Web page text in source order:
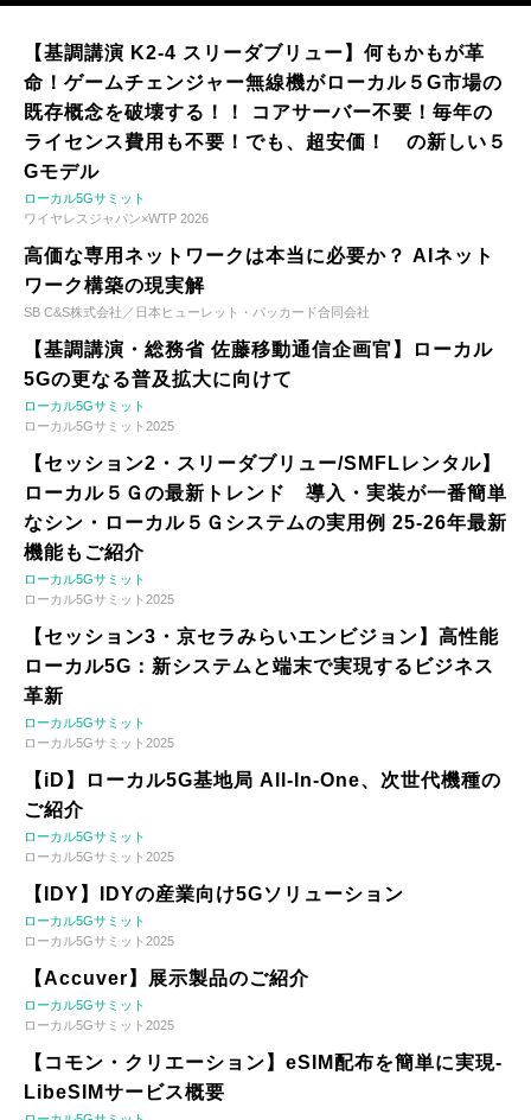
【基調講演 K2-4 スリーダブリュー】何もかもが革
命！ゲームチェンジャー無線機がローカル５G市場の
既存概念を破壊する！！ コアサーバー不要！毎年の
ライセンス費用も不要！でも、超安価！ の新しい５
Gモデル
ローカル5Gサミット
ワイヤレスジャパン×WTP 2026
高価な専用ネットワークは本当に必要か？ AIネット
ワーク構築の現実解
SB C&S株式会社／日本ヒューレット・パッカード合同会社
【基調講演・総務省 佐藤移動通信企画官】ローカル
5Gの更なる普及拡大に向けて
ローカル5Gサミット
ローカル5Gサミット2025
【セッション2・スリーダブリュー/SMFLレンタル】
ローカル５Ｇの最新トレンド 導入・実装が一番簡単
なシン・ローカル５Ｇシステムの実用例 25-26年最新
機能もご紹介
ローカル5Gサミット
ローカル5Gサミット2025
【セッション3・京セラみらいエンビジョン】高性能
ローカル5G：新システムと端末で実現するビジネス
革新
ローカル5Gサミット
ローカル5Gサミット2025
【iD】ローカル5G基地局 All-In-One、次世代機種の
ご紹介
ローカル5Gサミット
ローカル5Gサミット2025
【IDY】IDYの産業向け5Gソリューション
ローカル5Gサミット
ローカル5Gサミット2025
【Accuver】展示製品のご紹介
ローカル5Gサミット
ローカル5Gサミット2025
【コモン・クリエーション】eSIM配布を簡単に実現-
LibeSIMサービス概要